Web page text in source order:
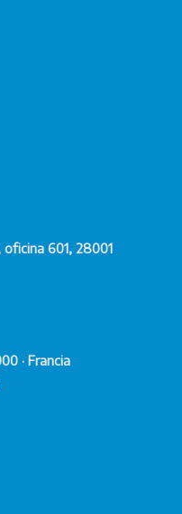
601, 28001
· Francia